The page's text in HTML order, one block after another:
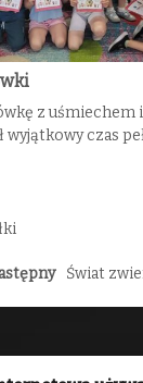
z
wyjątkowy czas
Świat